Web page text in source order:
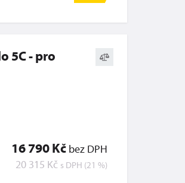
5C - pro
16 790 Kč bez DPH
20 315 Kč s DPH (21 %)